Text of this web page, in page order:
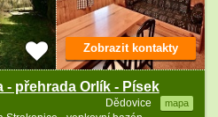
- přehrada Orlík - Písek
Dědovice mapa
Zobrazit kontakty